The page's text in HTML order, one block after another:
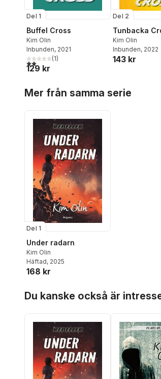
Del 1
Buffel Cross
Kim Olin
Inbunden, 2021
2,0utav 5 stjärnor. Totalt antal röster:
(1)
129 kr
Del 2
Tunbacka
Kim Olin
Inbunden, 2022
143 kr
Mer från samma serie
Del 1
Under radarn
Kim Olin
Häftad, 2025
168 kr
Du kanske också är